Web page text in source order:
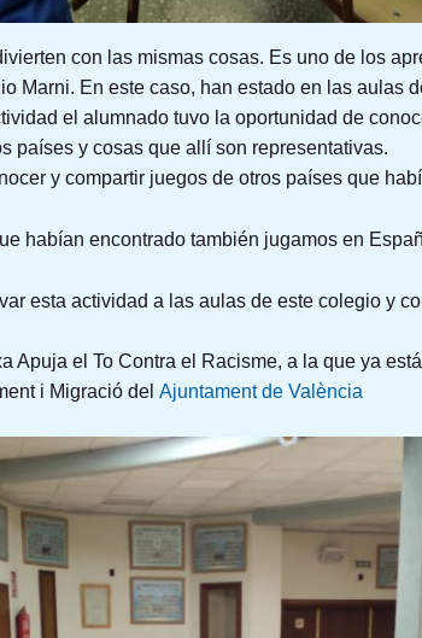
con las mismas cosas. Es uno de los
Marni. En este caso, han estado en las aulas
el alumnado tuvo la oportunidad de
países y cosas que allí son representativas.
y compartir juegos de otros países que
habían encontrado también jugamos en
esta actividad a las aulas de este colegio y
Apuja el To Contra el Racisme, a la que ya
i Migració del Ajuntament de València